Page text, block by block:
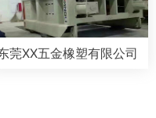
莞XX五金橡塑有限公司